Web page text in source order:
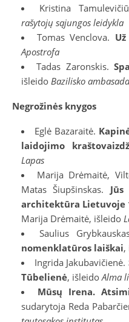
Kristina
rašytojų sąjungos leidykla
Tomas Venclova.
Apostrofa
Tadas Zaronskis.
išleido Bazilisko ambasada
Negrožinės knygos
Eglė Bazaraitė.
laidojimo
Lapas
Marija Drėmaitė,
Matas Šiupšinskas.
architektūra Lietuvoje
Marija Drėmaitė, išleido
Saulius
nomenklatūros laiškai,
Ingrida Jakubavičienė.
Tūbelienė, išleido Alma
Mūsų Irena.
sudarytoja Reda